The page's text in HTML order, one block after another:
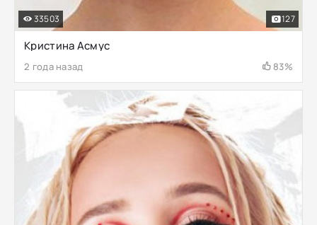
Кристина Асмус
2 года назад 83%
33503 127